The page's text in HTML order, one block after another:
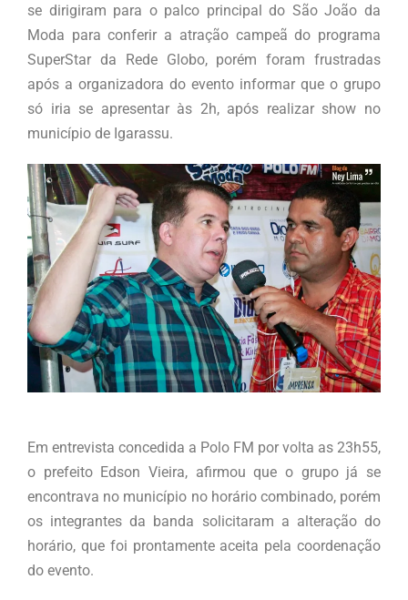
se dirigiram para o palco principal do São João da
Moda para conferir a atração campeã do programa
SuperStar da Rede Globo, porém foram frustradas
após a organizadora do evento informar que o grupo
só iria se apresentar às 2h, após realizar show no
município de Igarassu.
Em entrevista concedida a Polo FM por volta as 23h55,
o prefeito Edson Vieira, afirmou que o grupo já se
encontrava no município no horário combinado, porém
os integrantes da banda solicitaram a alteração do
horário, que foi prontamente aceita pela coordenação
do evento.